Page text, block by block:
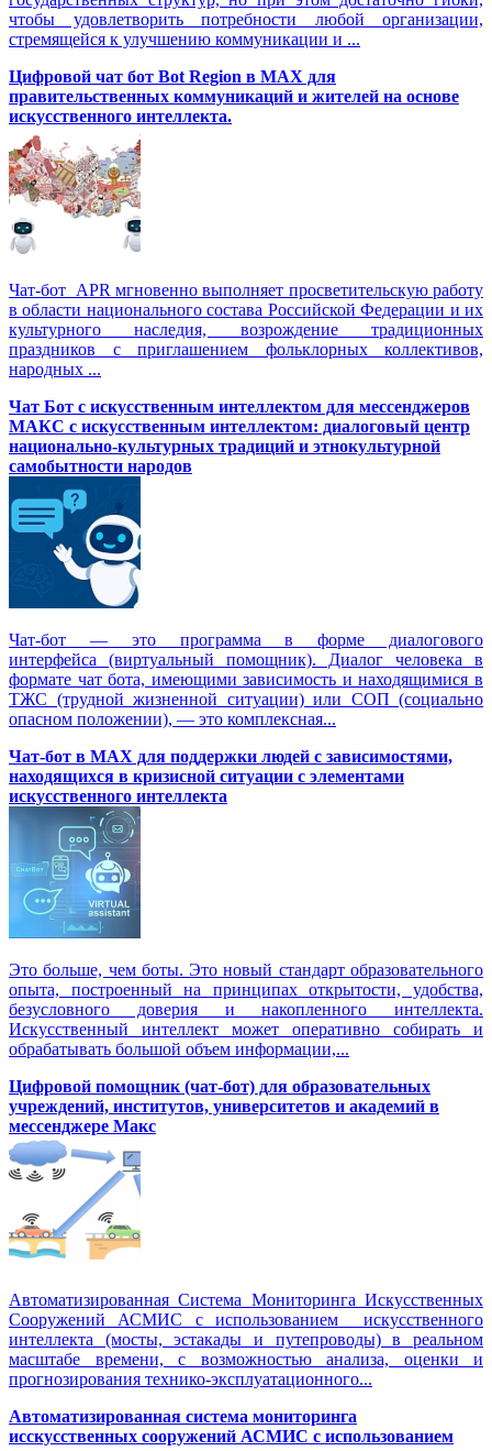
чтобы удовлетворить потребности любой организации,
стремящейся к улучшению коммуникации и ...
Цифровой чат бот Вot Region в MAX для
правительственных коммуникаций и жителей на основе
искусственного интеллекта.
Чат-бот APR мгновенно выполняет просветительскую работу
в области национального состава Российской Федерации и их
культурного наследия, возрождение традиционных
праздников с приглашением фольклорных коллективов,
народных ...
Чат Бот с искусственным интеллектом для мессенджеров
МАКС с искусственным интеллектом: диалоговый центр
национально-культурных традиций и этнокультурной
самобытности народов
Чат-бот — это программа в форме диалогового
интерфейса (виртуальный помощник). Диалог человека в
формате чат бота, имеющими зависимость и находящимися в
ТЖС (трудной жизненной ситуации) или СОП (социально
опасном положении), — это комплексная...
Чат-бот в MAX для поддержки людей с зависимостями,
находящихся в кризисной ситуации с элементами
искусственного интеллекта
Это больше, чем боты. Это новый стандарт образовательного
опыта, построенный на принципах открытости, удобства,
безусловного доверия и накопленного интеллекта.
Искусственный интеллект может оперативно собирать и
обрабатывать большой объем информации,...
Цифровой помощник (чат-бот) для образовательных
учреждений, институтов, университетов и академий в
мессенджере Макс
Автоматизированная Система Мониторинга Искусственных
Сооружений АСМИС с использованием искусственного
интеллекта (мосты, эстакады и путепроводы) в реальном
масштабе времени, с возможностью анализа, оценки и
прогнозирования технико-эксплуатационного...
Автоматизированная система мониторинга
исскусственных сооружений АСМИС с использованием